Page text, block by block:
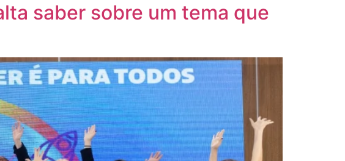
saber sobre um tema que